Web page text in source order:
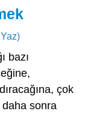
bazı
çok
daha sonra